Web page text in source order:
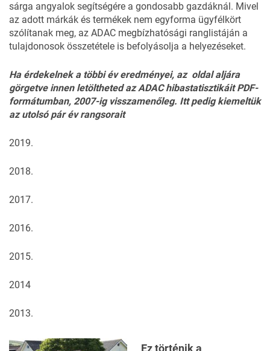
sárga angyalok segítségére a gondosabb gazdáknál. Mivel
az adott márkák és termékek nem egyforma ügyfélkört
szólítanak meg, az ADAC megbízhatósági ranglistáján a
tulajdonosok összetétele is befolyásolja a helyezéseket.
Ha érdekelnek a többi év eredményei, az oldal aljára
görgetve innen letölthetedaz ADAC hibastatisztikáit PDF-
formátumban, 2007-ig visszamenőleg. Itt pedig kiemeltük
az utolsó pár év rangsorait
2019.
2018.
2017.
2016.
2015.
2014
2013.
Ez történik a